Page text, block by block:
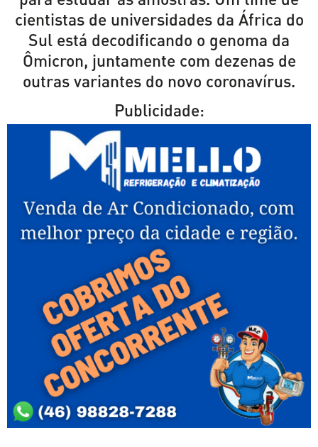
cientistas de universidades da África do
Sul está decodificando o genoma da
Ômicron, juntamente com dezenas de
outras variantes do novo coronavírus.
Publicidade: